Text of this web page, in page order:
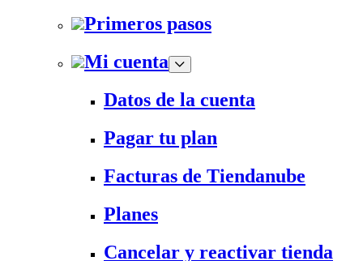
Primeros pasos
Mi cuenta
Datos de la cuenta
Pagar tu plan
Facturas de Tiendanube
Planes
Cancelar y reactivar tienda